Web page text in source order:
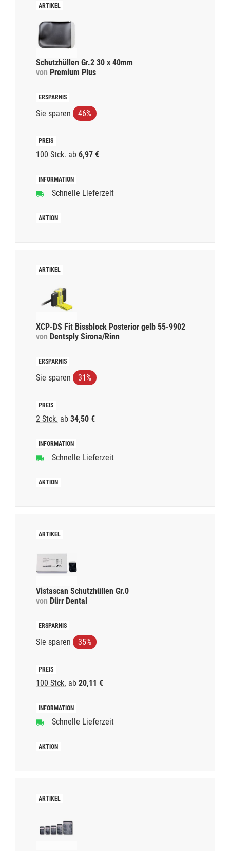
Schutzhüllen Gr.2 30 x 40mm
von Premium Plus
Sie sparen 46%
100 Stck. ab 6,97 €
Schnelle Lieferzeit
XCP-DS Fit Bissblock Posterior gelb 55-9902
von Dentsply Sirona/Rinn
Sie sparen 31%
2 Stck. ab 34,50 €
Schnelle Lieferzeit
Vistascan Schutzhüllen Gr.0
von Dürr Dental
Sie sparen 35%
100 Stck. ab 20,11 €
Schnelle Lieferzeit